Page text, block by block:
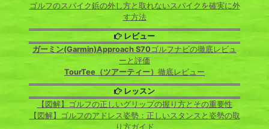
ゴルフのスパイク鋲の外し方と取れないスパイクを確実に外
す方法
レビュー
ガーミン(Garmin)Approach S70ゴルフナビの徹底レビュ
ーと評価
TourTee（ツアーティー） 徹底レビュー
レッスン
【図解】ゴルフの正しいグリップの握り方とその重要性
【図解】ゴルフのアドレス姿勢：正しいスタンスと姿勢の取
り方ガイド